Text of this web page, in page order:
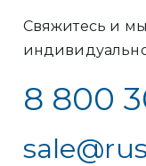
Свяжитесь и
8 800